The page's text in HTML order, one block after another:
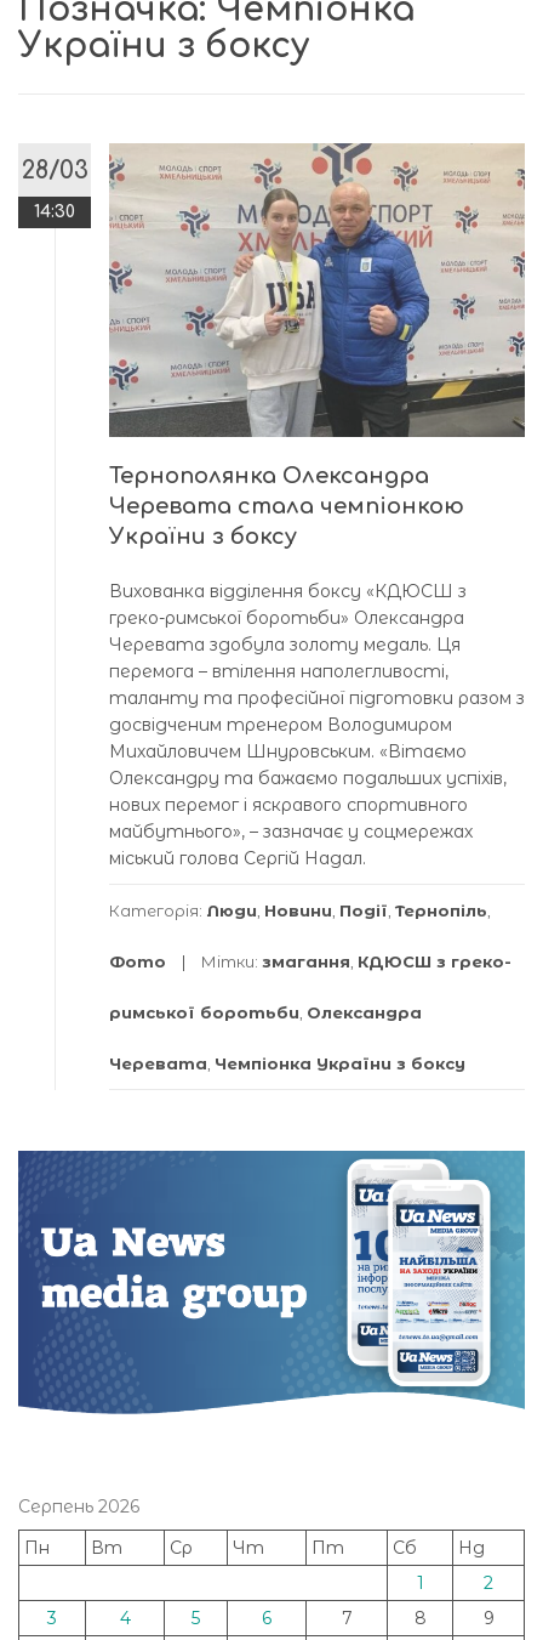
Позначка: Чемпіонка
України з боксу
28/03
14:30
Тернополянка Олександра
Черевата стала чемпіонкою
України з боксу
Вихованка відділення боксу «КДЮСШ з
греко-римської боротьби» Олександра
Черевата здобула золоту медаль. Ця
перемога – втілення наполегливості,
таланту та професійної підготовки разом з
досвідченим тренером Володимиром
Михайловичем Шнуровським. «Вітаємо
Олександру та бажаємо подальших успіхів,
нових перемог і яскравого спортивного
майбутнього», – зазначає у соцмережах
міський голова Сергій Надал.
Категорія: Люди Новини Події Тернопіль
Фото Мітки: змагання КДЮСШ з греко-
римської боротьби Олександра
Черевата Чемпіонка України з боксу
Серпень 2026
Пн
Вт Ср Чт Пт Сб
Нд
1
2
3
4 5 6 7 8
9